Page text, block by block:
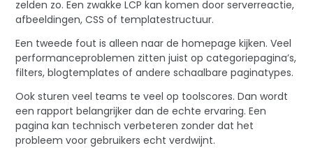
zelden zo. Een zwakke LCP kan komen door serverreactie,
afbeeldingen, CSS of templatestructuur.
Een tweede fout is alleen naar de homepage kijken. Veel
performanceproblemen zitten juist op categoriepagina’s,
filters, blogtemplates of andere schaalbare paginatypes.
Ook sturen veel teams te veel op toolscores. Dan wordt
een rapport belangrijker dan de echte ervaring. Een
pagina kan technisch verbeteren zonder dat het
probleem voor gebruikers echt verdwijnt.